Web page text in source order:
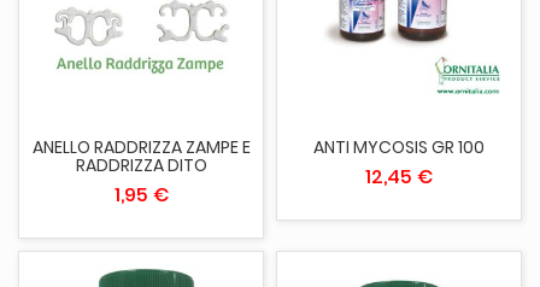
ANELLO RADDRIZZA ZAMPE E
RADDRIZZA DITO
1,95 €
ANTI MYCOSIS GR 100
12,45 €